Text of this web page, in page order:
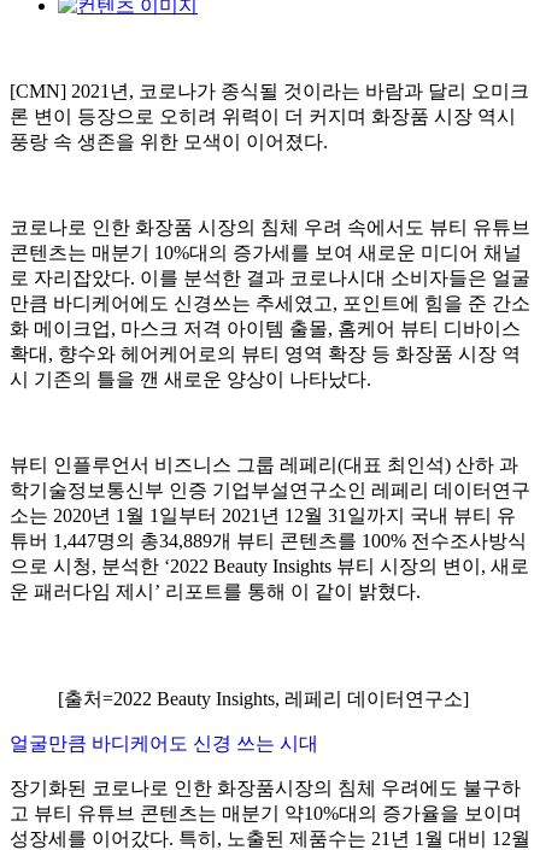
[CMN] 2021년, 코로나가 종식될 것이라는 바람과 달리 오미크
론 변이 등장으로 오히려 위력이 더 커지며 화장품 시장 역시
풍랑 속 생존을 위한 모색이 이어졌다.
코로나로 인한 화장품 시장의 침체 우려 속에서도 뷰티 유튜브
콘텐츠는 매분기 10%대의 증가세를 보여 새로운 미디어 채널
로 자리잡았다. 이를 분석한 결과 코로나시대 소비자들은 얼굴
만큼 바디케어에도 신경쓰는 추세였고, 포인트에 힘을 준 간소
화 메이크업, 마스크 저격 아이템 출몰, 홈케어 뷰티 디바이스
확대, 향수와 헤어케어로의 뷰티 영역 확장 등 화장품 시장 역
시 기존의 틀을 깬 새로운 양상이 나타났다.
뷰티 인플루언서 비즈니스 그룹 레페리(대표 최인석) 산하 과
학기술정보통신부 인증 기업부설연구소인 레페리 데이터연구
소는 2020년 1월 1일부터 2021년 12월 31일까지 국내 뷰티 유
튜버 1,447명의 총34,889개 뷰티 콘텐츠를 100% 전수조사방식
으로 시청, 분석한 ‘2022 Beauty Insights 뷰티 시장의 변이, 새로
운 패러다임 제시’ 리포트를 통해 이 같이 밝혔다.
[출처=2022 Beauty Insights, 레페리 데이터연구소]
얼굴만큼 바디케어도 신경 쓰는 시대
장기화된 코로나로 인한 화장품시장의 침체 우려에도 불구하
고 뷰티 유튜브 콘텐츠는 매분기 약10%대의 증가율을 보이며
성장세를 이어갔다. 특히, 노출된 제품수는 21년 1월 대비 12월